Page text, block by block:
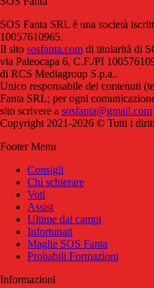
SOS Fanta SRL è una società
10057610965.
Il sito sosfanta.com di titolarità di
via Paleocapa 6, C.F./PI
di RCS Mediagroup S.p.a..
Unico responsabile dei contenuti
Fanta SRL; per ogni
sito scrivere a sosfanta@gmail.com
Copyright 2021-2026 © Tutti i
Footer Menu
Consigli
Chi schierare
Voti
Assist
Ultime dai campi
Infortunati
Maglie SOS Fanta
Probabili Formazioni
Informazioni